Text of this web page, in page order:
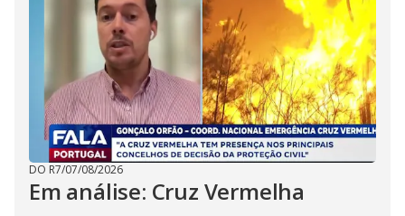
DO R7/07/08/2026
Em análise: Cruz Vermelha